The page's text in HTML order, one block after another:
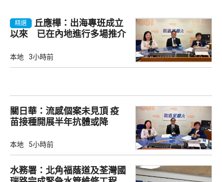
精選
丘應樺：出海專班成立
以來 已在內地進行多場推介
本地 3小時前
關日華：流感個案未見頂 疫
苗接種開展半年抗體或降
本地 5小時前
水務署：北角福蔭道及荃灣國